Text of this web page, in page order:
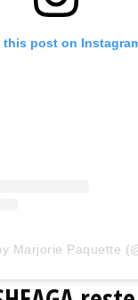
this post on
Marjorie Paquette